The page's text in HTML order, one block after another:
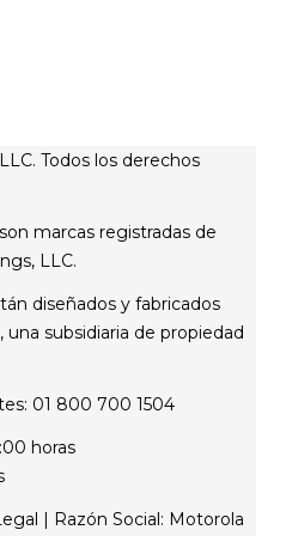
Todos los derechos
marcas registradas de
LLC.
diseñados y fabricados
subsidiaria de propiedad
01 800 700 1504
horas
| Razón Social: Motorola